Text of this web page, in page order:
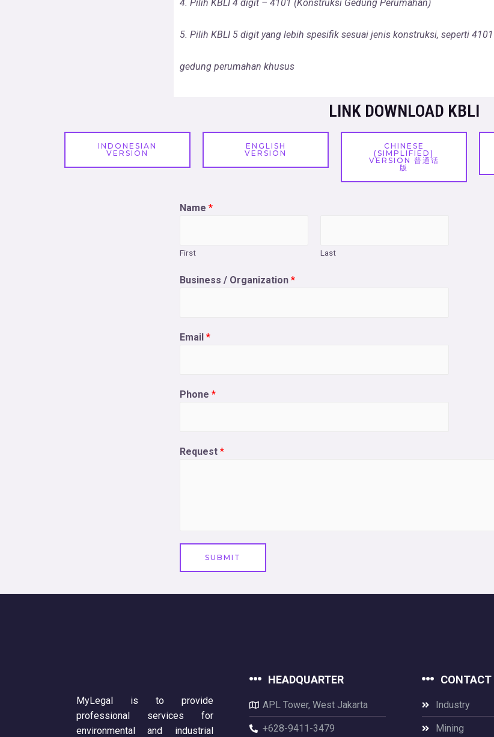
4. Pilih KBLI 4 digit – 4101 (Konstruksi Gedung Perumahan)
5. Pilih KBLI 5 digit yang lebih spesifik sesuai jenis konstruksi, seperti
gedung perumahan khusus
LINK DOWNLOAD KBLI
INDONESIAN
VERSION
ENGLISH
VERSION
CHINESE
(SIMPLIFIED)
VERSION 普通话
版
Name *
First Last
Business / Organization *
Email *
Phone *
Request *
SUBMIT
MyLegal is to provide
professional services for
environmental and industrial
HEADQUARTER
APL Tower, West Jakarta
+628-9411-3479
CONTACT
Industry
Mining